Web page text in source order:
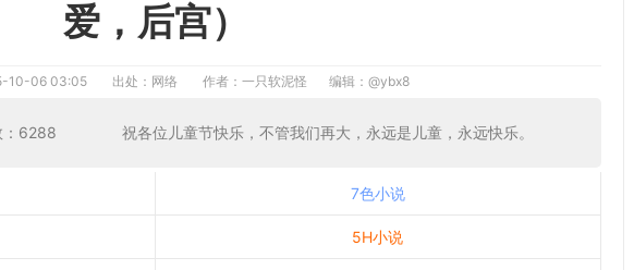
爱，后宫）
10-06 03:05 出处：网络 作者：一只软泥怪 编辑： @ybx8
：6288 祝各位儿童节快乐，不管我们再大，永远是儿童，永远快乐。
7色小说
5H小说